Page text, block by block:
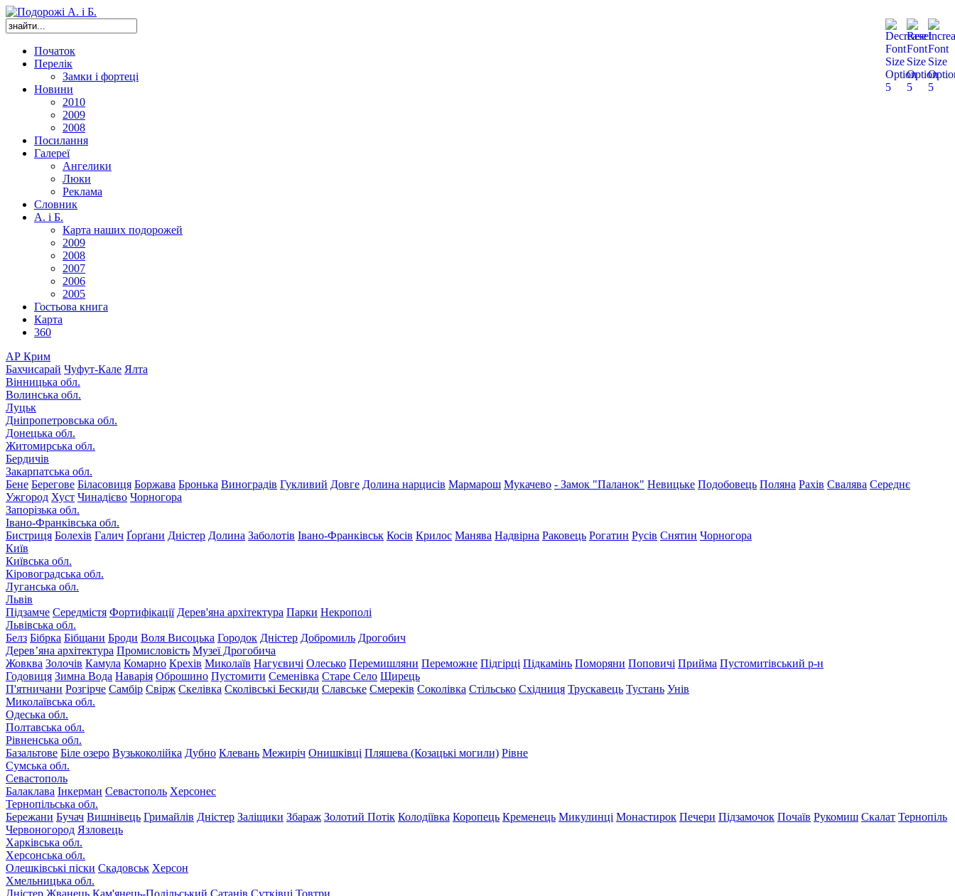
Початок
Перелік
Замки і фортеці
Новини
2010
2009
2008
Посилання
Галереї
Ангелики
Люки
Реклама
Словник
А. і Б.
Карта наших подорожей
2009
2008
2007
2006
2005
Гостьова книга
Карта
360
АР Крим
Бахчисарай Чуфут-Кале Ялта
Вінницька обл.
Волинська обл.
Луцьк
Дніпропетровська обл.
Донецька обл.
Житомирська обл.
Бердичів
Закарпатська обл.
Бене Берегове Біласовиця Боржава Бронька Виноградів Гукливий Довге Долина нарцисів Мармарош Мукачево - Замок "Паланок" Невицьке Подобовець Поляна Рахів Свалява Середнє
Ужгород Хуст Чинадієво Чорногора
Запорізька обл.
Івано-Франківська обл.
Бистриця Болехів Галич Ґорґани Дністер Долина Заболотів Івано-Франківськ Косів Крилос Манява Надвірна Раковець Рогатин Русів Снятин Чорногора
Київ
Київська обл.
Кіровоградська обл.
Луганська обл.
Львів
Підзамче Середмістя Фортифікації Дерев'яна архітектура Парки Некрополі
Львівська обл.
Белз Бібрка Бібщани Броди Воля Висоцька Городок Дністер Добромиль Дрогобич
Дерев’яна архітектура Промисловість Музеї Дрогобича
Жовква Золочів Камула Комарно Крехів Миколаїв Нагуєвичі Олесько Перемишляни Переможне Підгірці Підкамінь Поморяни Поповичі Прийма Пустомитівський р-н
Годовиця Зимна Вода Наварія Оброшино Пустомити Семенівка Старе Село Щирець
П'ятничани Розгірче Самбір Свірж Скелівка Сколівські Бескиди Славське Смереків Соколівка Стільсько Східниця Трускавець Тустань Унів
Миколаївська обл.
Одеська обл.
Полтавська обл.
Рівненська обл.
Базальтове Біле озеро Вузькоколійка Дубно Клевань Межиріч Онишківці Пляшева (Козацькі могили) Рівне
Сумська обл.
Севастополь
Балаклава Інкерман Севастополь Херсонес
Тернопільська обл.
Бережани Бучач Вишнівець Гримайлів Дністер Заліщики Збараж Золотий Потік Колодіївка Коропець Кременець Микулинці Монастирок Печери Підзамочок Почаїв Рукомиш Скалат Тернопіль
Червоногород Язловець
Харківська обл.
Херсонська обл.
Олешківські піски Скадовськ Херсон
Хмельницька обл.
Дністер Жванець Кам'янець-Подільський Сатанів Сутківці Товтри